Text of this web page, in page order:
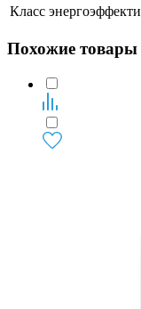
Класс
Похожие товары